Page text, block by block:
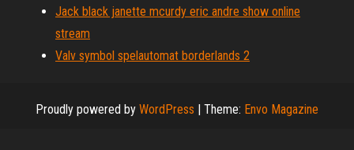
Jack black janette mcurdy eric andre show online
stream
Valv symbol spelautomat borderlands 2
Proudly powered by WordPress | Theme: Envo Magazine